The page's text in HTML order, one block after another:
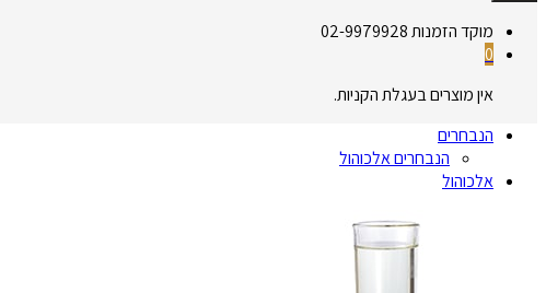
מוקד הזמנות02-9979928
0
אין מוצרים בעגלת הקניות.
הנבחרים
הנבחרים אלכוהול
אלכוהול